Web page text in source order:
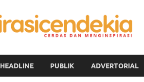
HEADLINE PUBLIK ADVERTORIAL